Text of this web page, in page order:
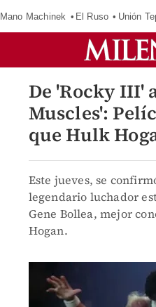
Mano Machinek El Ruso Unión
De 'Rocky III'
Muscles':
que Hulk
Este jueves, se
legendario luchador
Gene Bollea, mejor
Hogan.